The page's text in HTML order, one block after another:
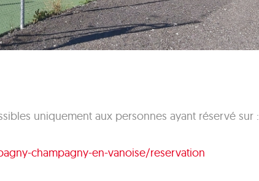
uniquement aux personnes ayant réservé sur :
champagny-en-vanoise/reservation